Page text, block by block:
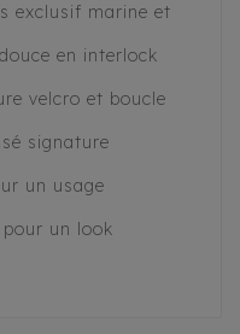
exclusif marine et
en interlock
velcro et boucle
signature
un usage
un look